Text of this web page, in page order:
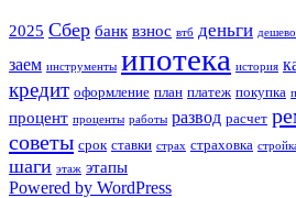
2025 Сбер банк взнос втб деньги дешево
заем инструменты ипотека история
кредит оформление план платеж покупка
процент проценты работы развод расчет
советы срок ставки страх страховка
шаги этаж этапы
Powered by WordPress